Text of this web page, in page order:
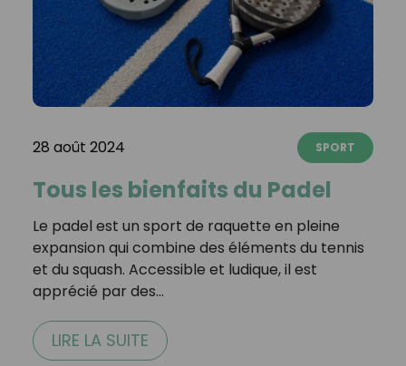
28 août 2024 SPORT
Tous les bienfaits du Padel
Le padel est un sport de raquette en pleine
expansion qui combine des éléments du tennis
et du squash. Accessible et ludique, il est
apprécié par des…
LIRE LA SUITE